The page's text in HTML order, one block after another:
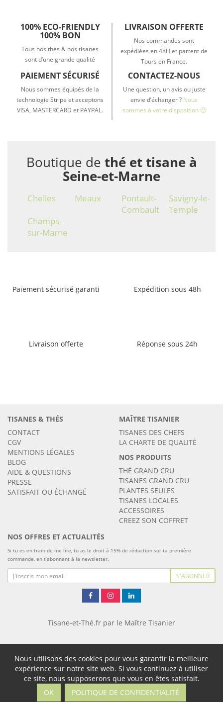
100% ECO-FRIENDLY
100% BON
Tous nos thés & nos tisanes
sont d’une grande qualité
LIVRAISON OFFERTE
Nos commandes sont
expédiées en 48H et partent de
Tours en France.
PAIEMENT SÉCURISÉ
Nous sommes équipés de la
technologie Stripe et acceptons
VISA, MASTERCARD et PAYPAL.
CONTACTEZ-NOUS
Une question, un avis ou juste
envie d’échanger ? Nous
sommes à votre disposition 🙂
Boutique de thé et tisane à
Seine-et-Marne
Chelles Meaux
Pontault-
Combault
Savigny-le-
Temple
Champs-
sur-Marne
Paiement sécurisé garanti Expédition sous 48h
Livraison offerte Réponse sous 24h
TISANES & THÉS
CONTACT
CGV
MENTIONS LÉGALES
BLOG
AIDE & QUESTIONS
PRESSE
SATISFAIT OU ÉCHANGÉ
MAÎTRE TISANIER
TISANES DES CHEFS
LA CHARTE DE QUALITÉ
NOS PRODUITS
THÉ GRAND CRU
TISANES GRAND CRU
PLANTES SEULES
TISANES LOCALES
ACCESSOIRES
CREEZ SON COFFRET
NOS OFFRES ET ACTUALITÉS
Si tu es en train de me lire, tu as le droit à 15% de réduction sur ta première
commande, en t’abonnant à la newsletter.
S'ABONNER
Tisane-et-Thé.fr par le Maître Tisanier
Nous utilisons des cookies pour vous garantir la meilleure
expérience sur notre site web. Si vous continuez à utiliser
ce site, nous supposerons que vous en êtes satisfait.
OK
POLITIQUE DE CONFIDENTIALITÉ